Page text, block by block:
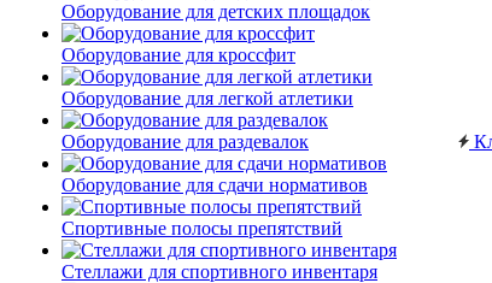
Оборудование для детских площадок
Оборудование для кроссфит
Оборудование для легкой атлетики
Оборудование для раздевалок
Оборудование для сдачи нормативов
Спортивные полосы препятствий
Стеллажи для спортивного инвентаря